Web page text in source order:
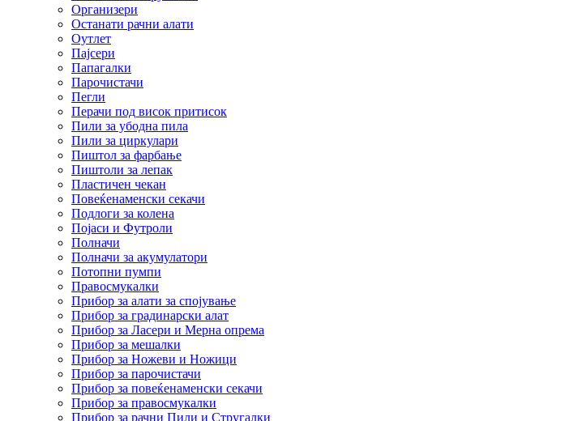
Организери
Останати рачни алати
Оутлет
Пајсери
Папагалки
Парочистачи
Пегли
Перачи под висок притисок
Пили за убодна пила
Пили за циркулари
Пиштол за фарбање
Пиштоли за лепак
Пластичен чекан
Повеќенаменски секачи
Подлоги за колена
Појаси и Футроли
Полначи
Полначи за акумулатори
Потопни пумпи
Правосмукалки
Прибор за алати за спојување
Прибор за градинарски алат
Прибор за Ласери и Мерна опрема
Прибор за мешалки
Прибор за Ножеви и Ножици
Прибор за парочистачи
Прибор за повеќенаменски секачи
Прибор за правосмукалки
Прибор за рачни Пили и Стругалки